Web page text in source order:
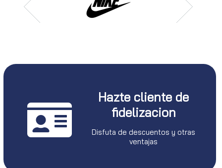
Hazte cliente de
fidelizacion
Disfuta de descuentos y otras
ventajas